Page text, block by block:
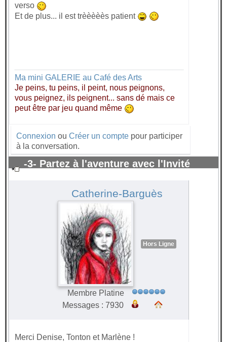
verso
Et de plus... il est trèèèèès patient
Ma mini GALERIE au Café des Arts
Je peins, tu peins, il peint, nous peignons,
vous peignez, ils peignent... sans dé mais ce
peut être par jeu quand même
Connexion ou Créer un compte pour participer
à la conversation.
-3- Partez à l'aventure avec l'Invité
Catherine-Barguès
Hors Ligne
Membre Platine
Messages : 7930
Merci Denise, Tonton et Marlène !